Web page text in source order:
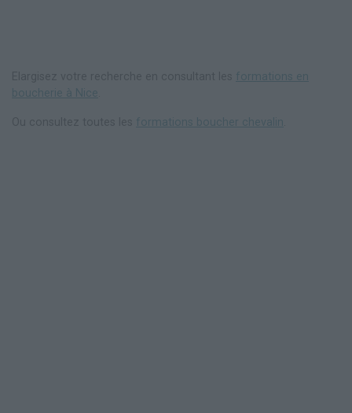
formations en
boucherie à Nice
formations boucher chevalin